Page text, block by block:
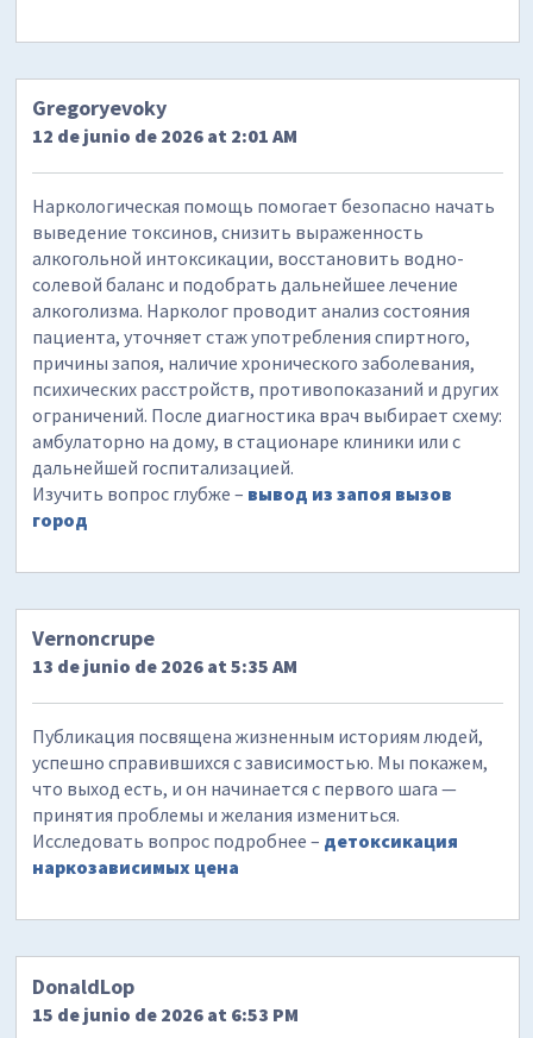
Gregoryevoky
12 de junio de 2026 at 2:01 AM
Наркологическая помощь помогает безопасно начать
выведение токсинов, снизить выраженность
алкогольной интоксикации, восстановить водно-
солевой баланс и подобрать дальнейшее лечение
алкоголизма. Нарколог проводит анализ состояния
пациента, уточняет стаж употребления спиртного,
причины запоя, наличие хронического заболевания,
психических расстройств, противопоказаний и других
ограничений. После диагностика врач выбирает схему:
амбулаторно на дому, в стационаре клиники или с
дальнейшей госпитализацией.
Изучить вопрос глубже – вывод из запоя вызов
город
Vernoncrupe
13 de junio de 2026 at 5:35 AM
Публикация посвящена жизненным историям людей,
успешно справившихся с зависимостью. Мы покажем,
что выход есть, и он начинается с первого шага —
принятия проблемы и желания измениться.
Исследовать вопрос подробнее – детоксикация
наркозависимых цена
DonaldLop
15 de junio de 2026 at 6:53 PM